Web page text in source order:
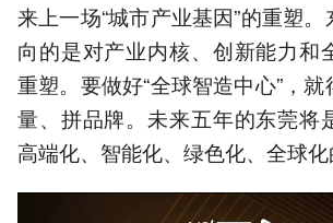
来上一场“城市产业基因”的重塑
向的是对产业内核、创新能力和
重塑。要做好“全球智造中心”，
量、拼品牌。未来五年的东莞将
高端化、智能化、绿色化、全球化